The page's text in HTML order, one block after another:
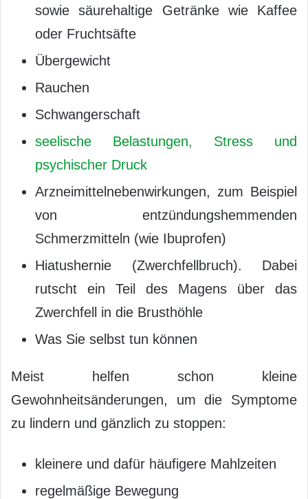
sowie säurehaltige Getränke wie Kaffee
oder Fruchtsäfte
Übergewicht
Rauchen
Schwangerschaft
seelische Belastungen, Stress und
psychischer Druck
Arzneimittelnebenwirkungen, zum Beispiel
von entzündungshemmenden
Schmerzmitteln (wie Ibuprofen)
Hiatushernie (Zwerchfellbruch). Dabei
rutscht ein Teil des Magens über das
Zwerchfell in die Brusthöhle
Was Sie selbst tun können
Meist helfen schon kleine
Gewohnheitsänderungen, um die Symptome
zu lindern und gänzlich zu stoppen:
kleinere und dafür häufigere Mahlzeiten
regelmäßige Bewegung